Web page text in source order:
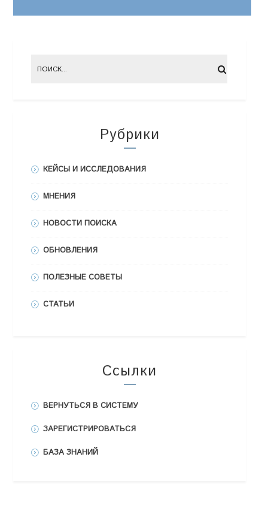
Рубрики
КЕЙСЫ И ИССЛЕДОВАНИЯ
МНЕНИЯ
НОВОСТИ ПОИСКА
ОБНОВЛЕНИЯ
ПОЛЕЗНЫЕ СОВЕТЫ
СТАТЬИ
Ссылки
ВЕРНУТЬСЯ В СИСТЕМУ
ЗАРЕГИСТРИРОВАТЬСЯ
БАЗА ЗНАНИЙ